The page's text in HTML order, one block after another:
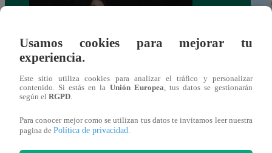
¿Yahaira Plasencia y Maritza Rodríguez
Usamos cookies para mejorar tu
experiencia.
Este sitio utiliza cookies para analizar el tráfico y personalizar
contenido. Si estás en la Unión Europea, tus datos se gestionarán
según el RGPD.
Para conocer mejor como se utilizan tus datos te invitamos leer nuestra
pagina de Política de privacidad.